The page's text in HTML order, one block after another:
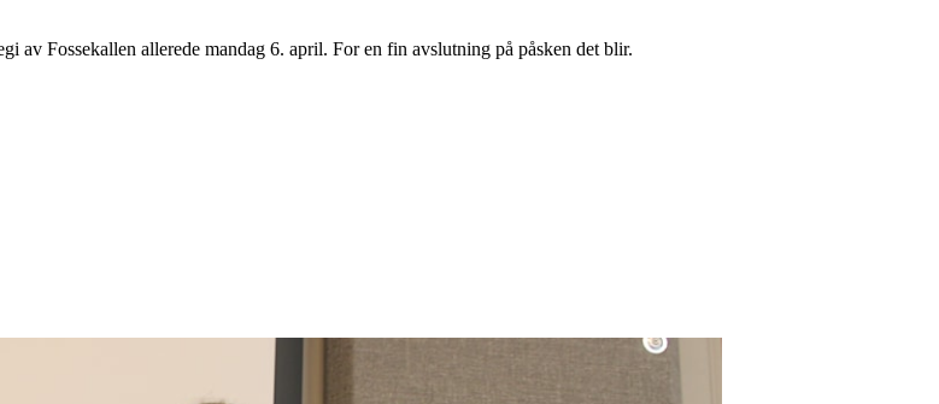
av Fossekallen allerede mandag 6. april. For en fin avslutning på påsken det blir.